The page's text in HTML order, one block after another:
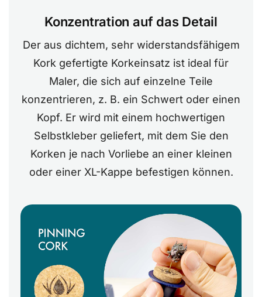
Konzentration auf das Detail
Der aus dichtem, sehr widerstandsfähigem
Kork gefertigte Korkeinsatz ist ideal für
Maler, die sich auf einzelne Teile
konzentrieren, z. B. ein Schwert oder einen
Kopf. Er wird mit einem hochwertigen
Selbstkleber geliefert, mit dem Sie den
Korken je nach Vorliebe an einer kleinen
oder einer XL-Kappe befestigen können.